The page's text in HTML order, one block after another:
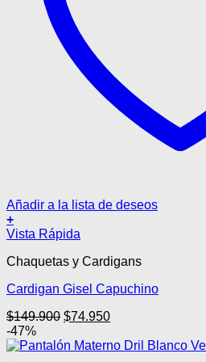
Añadir a la lista de deseos
+
Este
tiene
variantes.
opciones
se
pueden
Vista Rápida
Chaquetas y Cardigans
Cardigan Gisel Capuchino
$149.900 El
original
$74.950El
actual
-47%